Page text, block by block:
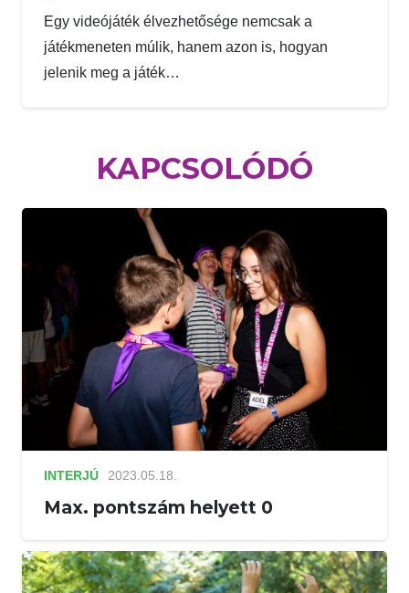
Egy videójáték élvezhetősége nemcsak a
játékmeneten múlik, hanem azon is, hogyan
jelenik meg a játék…
KAPCSOLÓDÓ
INTERJÚ 2023.05.18.
Max. pontszám helyett 0